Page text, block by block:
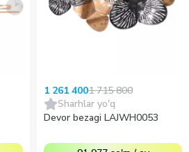
1 261 4001 715 800
Sharhlar yo'q
Devor bezagi LAJWH0053